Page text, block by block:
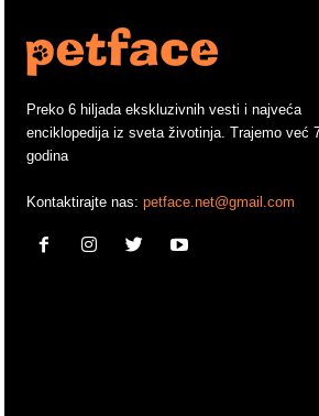
Preko 6 hiljada ekskluzivnih vesti i najveća
enciklopedija iz sveta životinja. Trajemo već
godina
Kontaktirajte nas: petface.net@gmail.com